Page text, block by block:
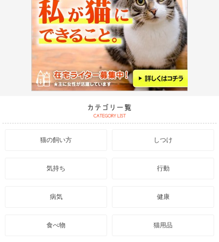
猫の飼い方 しつけ
気持ち 行動
病気 健康
食べ物 猫用品